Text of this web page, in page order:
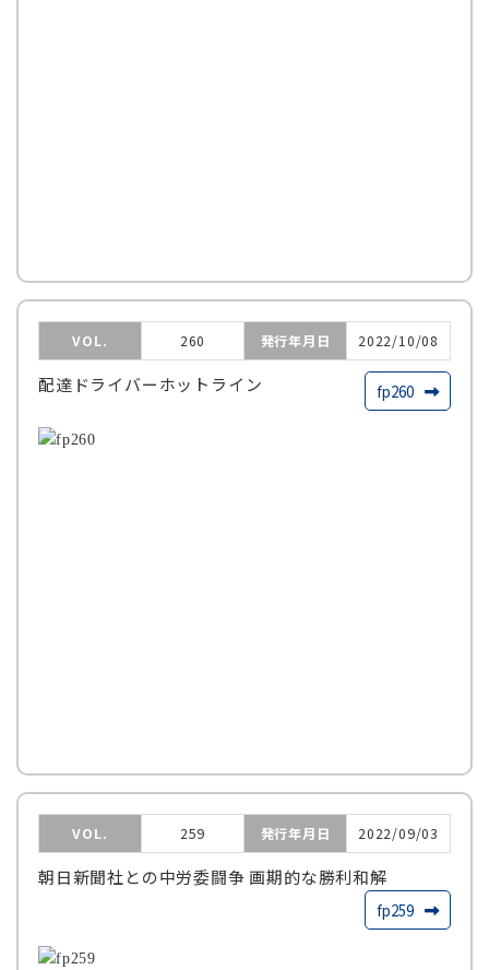
VOL. 260 発行年月日 2022/10/08
配達ドライバーホットライン fp260
VOL. 259 発行年月日 2022/09/03
朝日新聞社との中労委闘争 画期的な勝利和解
fp259